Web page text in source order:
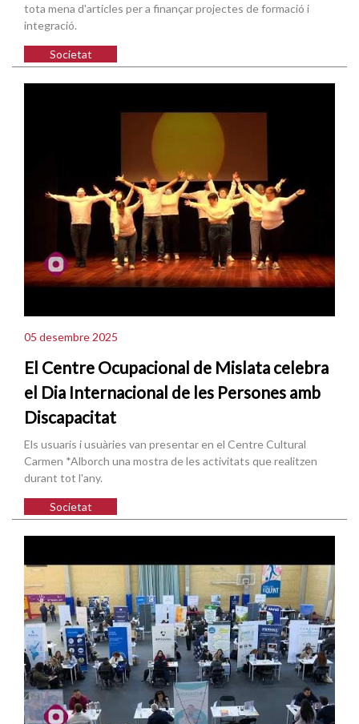
tota mena d'articles per a finançar projectes de formació i
integració.
Societat
05 desembre 2025
El Centre Ocupacional de Mislata celebra
el Dia Internacional de les Persones amb
Discapacitat
Els usuaris i usuàries van presentar en el Centre Cultural
Carmen *Alborch una mostra de les activitats que realitzen
durant tot l'any.
Societat